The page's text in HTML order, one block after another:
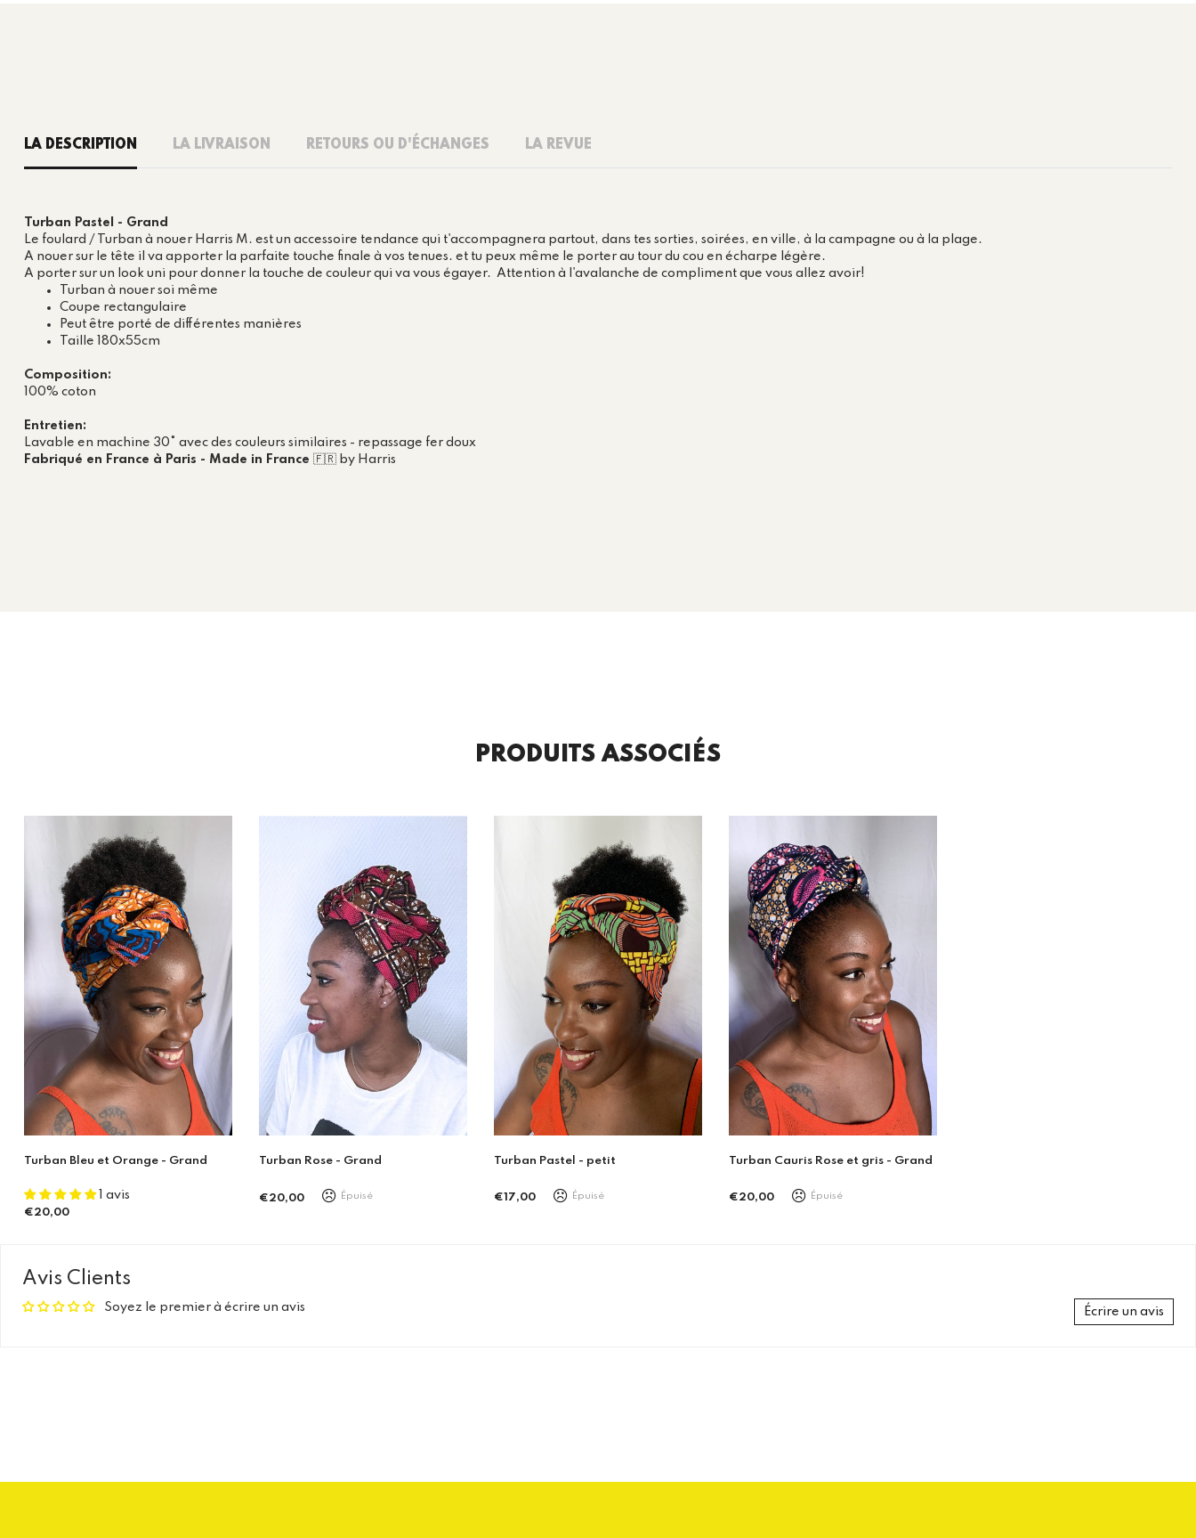
LA DESCRIPTION LA LIVRAISON RETOURS OU D'ÉCHANGES LA REVUE
Turban Pastel - Grand
Le foulard / Turban à nouer Harris M. est un accessoire tendance qui t'accompagnera partout, dans tes sorties, soirées, en ville, à la campagne ou à la plage.
A nouer sur le tête il va apporter la parfaite touche finale à vos tenues. et tu peux même le porter au tour du cou en écharpe légère.
A porter sur un look uni pour donner la touche de couleur qui va vous égayer. Attention à l'avalanche de compliment que vous allez avoir!
Turban à nouer soi même
Coupe rectangulaire
Peut être porté de différentes manières
Taille 180x55cm
Composition:
100% coton
Entretien:
Lavable en machine 30° avec des couleurs similaires - repassage fer doux
Fabriqué en France à Paris - Made in France 🇫🇷 by Harris
PRODUITS ASSOCIÉS
Turban Bleu et Orange - Grand
1 avis
€20,00
Turban Rose - Grand
€20,00 Épuisé
Turban Pastel - petit
€17,00 Épuisé
Turban Cauris Rose et gris - Grand
€20,00 Épuisé
Avis Clients
Soyez le premier à écrire un avis Écrire un avis